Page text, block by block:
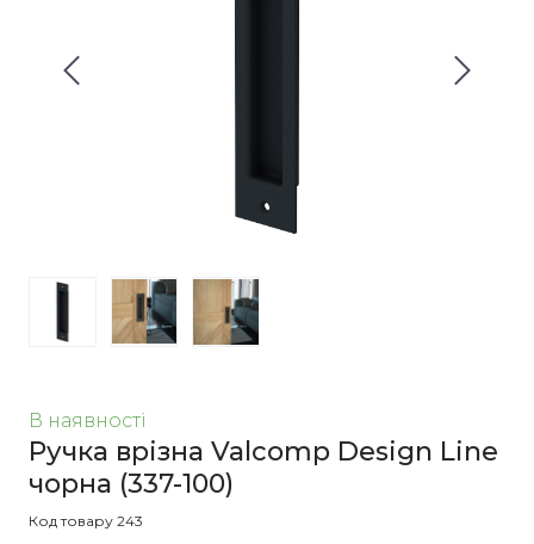
В наявності
Ручка врізна Valcomp Design Line
чорна (337-100)
Код товару 243